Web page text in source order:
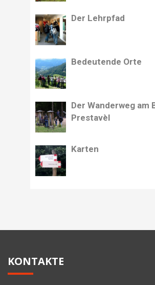
Der Lehrpfad
Bedeutende Orte
Der Wanderweg am
Prestavèl
Karten
KONTAKTE